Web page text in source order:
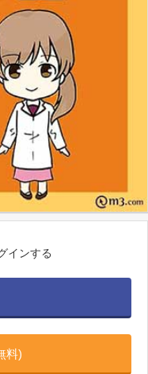
インする
料)